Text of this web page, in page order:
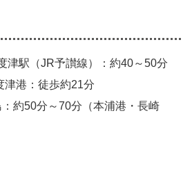
津駅（JR予讃線）：約40～50分
津港：徒歩約21分
約50分～70分（本浦港・長崎